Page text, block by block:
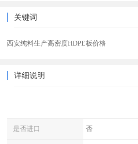
关键词
西安纯料生产高密度HDPE板价格
详细说明
是否进口 否